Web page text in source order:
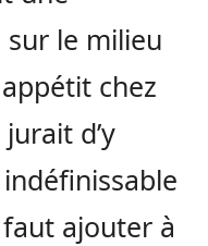
le milieu
chez
d’y
ajouter à